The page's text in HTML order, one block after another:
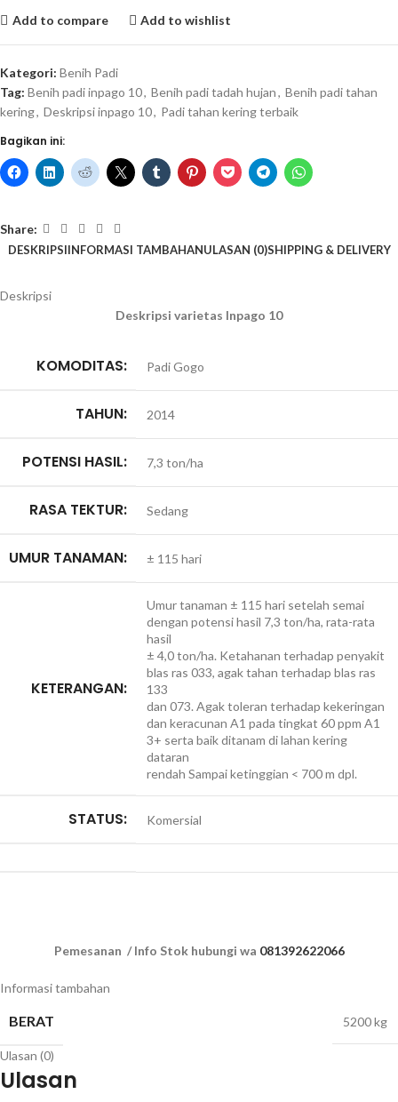
Add to compare Add to wishlist
Kategori: Benih Padi
Tag: Benih padi inpago 10, Benih padi tadah hujan, Benih padi tahan
kering, Deskripsi inpago 10, Padi tahan kering terbaik
Bagikan ini:
Share:
DESKRIPSIINFORMASI TAMBAHANULASAN (0)SHIPPING & DELIVERY
Deskripsi
Deskripsi varietas Inpago 10
KOMODITAS: Padi Gogo
TAHUN: 2014
POTENSI HASIL: 7,3 ton/ha
RASA TEKTUR: Sedang
UMUR TANAMAN: ± 115 hari
KETERANGAN:
Umur tanaman ± 115 hari setelah semai
dengan potensi hasil 7,3 ton/ha, rata-rata
hasil
± 4,0 ton/ha. Ketahanan terhadap penyakit
blas ras 033, agak tahan terhadap blas ras
133
dan 073. Agak toleran terhadap kekeringan
dan keracunan A1 pada tingkat 60 ppm A1
3+ serta baik ditanam di lahan kering
dataran
rendah Sampai ketinggian < 700 m dpl.
STATUS: Komersial
Pemesanan / Info Stok hubungi wa 081392622066
Informasi tambahan
BERAT 5200 kg
Ulasan (0)
Ulasan